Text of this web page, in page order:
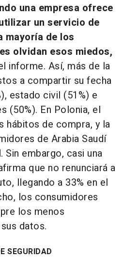
una empresa ofrece
un servicio de
mayoría de los
olvidan esos miedos,
informe. Así, más de la
a compartir su fecha
estado civil (51%) e
(50%). En Polonia, el
hábitos de compra, y la
de Arabia Saudí
Sin embargo, casi una
que no renunciará a
llegando a 33% en el
los consumidores
los menos
datos.
SEGURIDAD